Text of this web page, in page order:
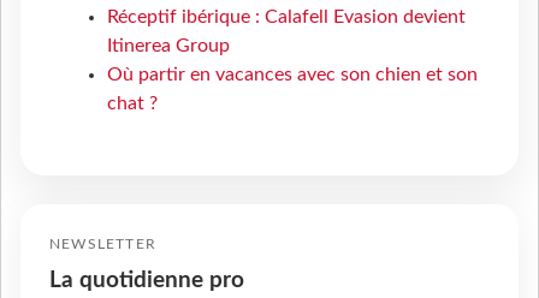
Réceptif ibérique : Calafell Evasion devient
Itinerea Group
Où partir en vacances avec son chien et son
chat ?
NEWSLETTER
La quotidienne pro